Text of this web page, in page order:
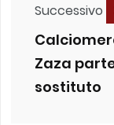
Successivo
Zaza
sostituto